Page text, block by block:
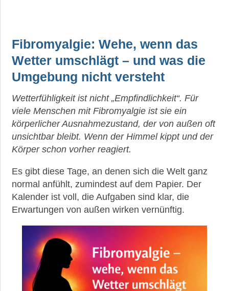
Fibromyalgie: Wehe, wenn das
Wetter umschlägt – und was die
Umgebung nicht versteht
Wetterfühligkeit ist nicht „Empfindlichkeit“. Für
viele Menschen mit Fibromyalgie ist sie ein
körperlicher Ausnahmezustand, der von außen oft
unsichtbar bleibt. Wenn der Himmel kippt und der
Körper schon vorher reagiert.
Es gibt diese Tage, an denen sich die Welt ganz
normal anfühlt, zumindest auf dem Papier. Der
Kalender ist voll, die Aufgaben sind klar, die
Erwartungen von außen wirken vernünftig.